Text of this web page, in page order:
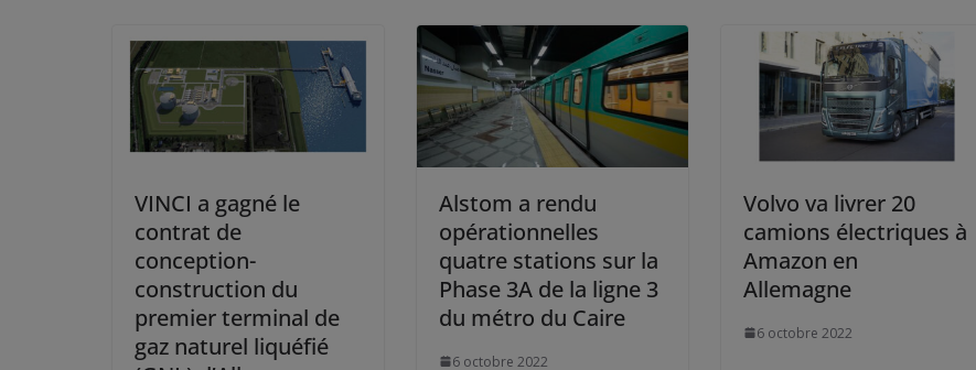
VINCI a gagné le
contrat de
conception-
construction du
premier terminal de
gaz naturel liquéfié
Alstom a rendu
opérationnelles
quatre stations sur la
Phase 3A de la ligne 3
du métro du Caire
6 octobre 2022
Volvo va livrer 20
camions électriques à
Amazon en
Allemagne
6 octobre 2022